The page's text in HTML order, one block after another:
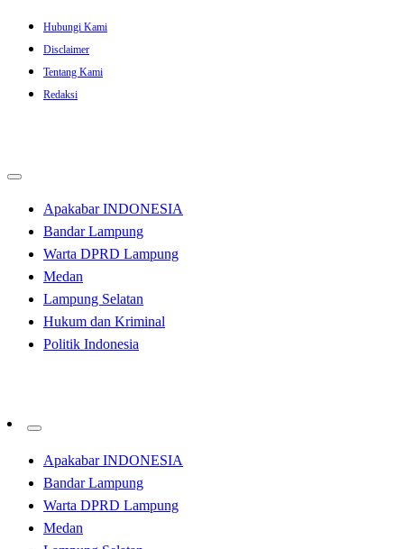
Skip
content
Hubungi Kami
Disclaimer
Tentang Kami
Redaksi
Apakabar INDONESIA
Bandar Lampung
Warta DPRD Lampung
Medan
Lampung Selatan
Hukum dan Kriminal
Politik Indonesia
Apakabar INDONESIA
Bandar Lampung
Warta DPRD Lampung
Medan